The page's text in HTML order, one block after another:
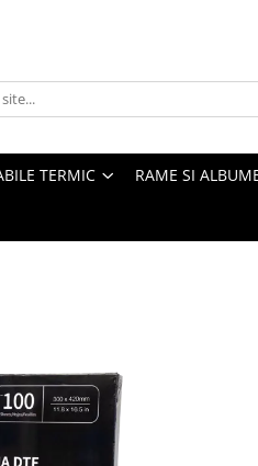
TERMIC RAME SI